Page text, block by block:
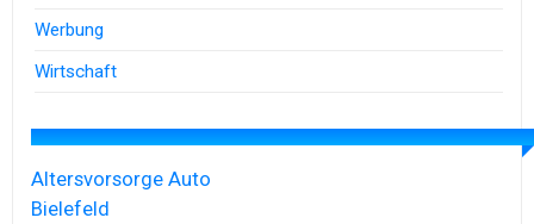
Werbung
Wirtschaft
Altersvorsorge Auto
Bielefeld